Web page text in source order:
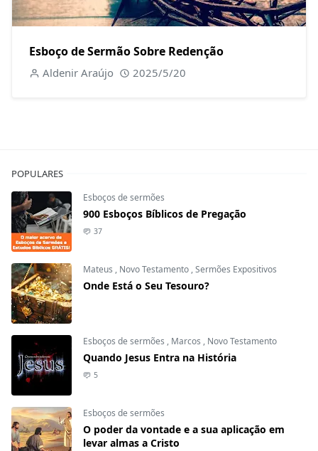
Esboço de Sermão Sobre Redenção
Aldenir Araújo 2025/5/20
POPULARES
Esboços de sermões
900 Esboços Bíblicos de Pregação
37
Mateus , Novo Testamento ,Sermões Expositivos
Onde Está o Seu Tesouro?
Esboços de sermões , Marcos , Novo Testamento
Quando Jesus Entra na História
5
Esboços de sermões
O poder da vontade e a sua aplicação em
levar almas a Cristo